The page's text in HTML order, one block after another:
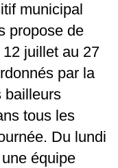
municipal
propose de
juillet au 27
par la
bailleurs
tous les
Du lundi
équipe